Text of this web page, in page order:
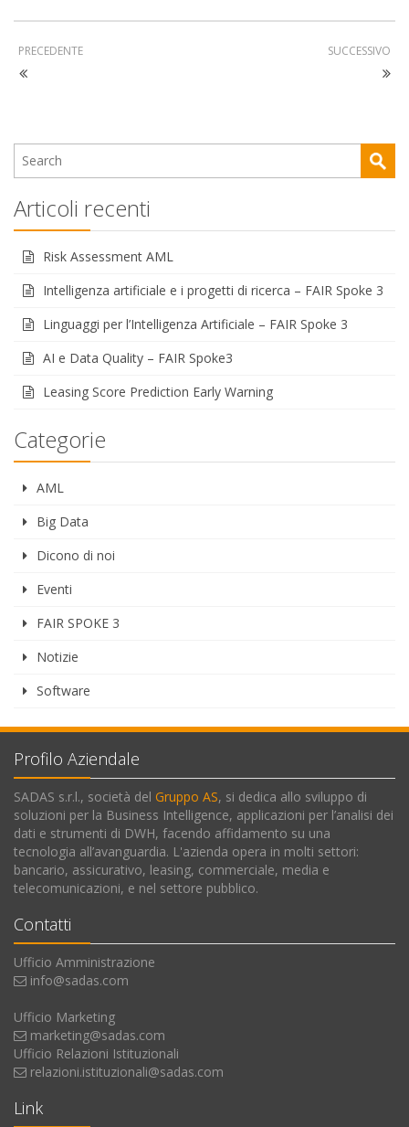
PRECEDENTE SUCCESSIVO
Articoli recenti
Risk Assessment AML
Intelligenza artificiale e i progetti di ricerca – FAIR Spoke 3
Linguaggi per l’Intelligenza Artificiale – FAIR Spoke 3
AI e Data Quality – FAIR Spoke3
Leasing Score Prediction Early Warning
Categorie
AML
Big Data
Dicono di noi
Eventi
FAIR SPOKE 3
Notizie
Software
Profilo Aziendale
SADAS s.r.l., società del Gruppo AS, si dedica allo sviluppo di
soluzioni per la Business Intelligence, applicazioni per l’analisi dei
dati e strumenti di DWH, facendo affidamento su una
tecnologia all’avanguardia. L'azienda opera in molti settori:
bancario, assicurativo, leasing, commerciale, media e
telecomunicazioni, e nel settore pubblico.
Contatti
Ufficio Amministrazione
info@sadas.com
Ufficio Marketing
marketing@sadas.com
Ufficio Relazioni Istituzionali
relazioni.istituzionali@sadas.com
Link